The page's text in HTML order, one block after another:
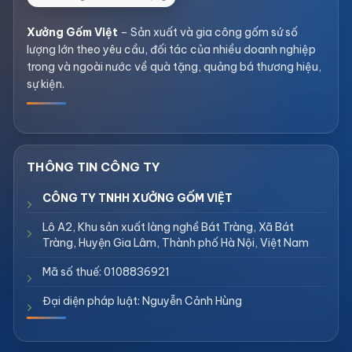
Xưởng Gốm Việt – Sản xuất và gia công gốm sứ số
lượng lớn theo yêu cầu, đối tác của nhiều doanh nghiệp
trong và ngoài nước về quà tặng, quảng bá thương hiệu,
sự kiện.
CÔNG TY TNHH XƯỞNG GỐM VIỆT
Lô A2, Khu sản xuất làng nghề Bát Tràng, Xã Bát
Tràng, Huyện Gia Lâm, Thành phố Hà Nội, Việt Nam
Mã số thuế: 0108836921
Đại diện pháp luật: Nguyễn Cảnh Hùng